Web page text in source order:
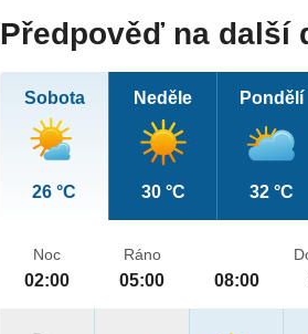
Předpověď na další
Sobota
26 °C
Neděle
30 °C
Pondělí
32 °C
Noc
02:00
Ráno
05:00 08:00